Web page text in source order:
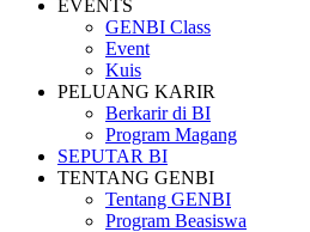
EVENTS
GENBI Class
Event
Kuis
PELUANG KARIR
Berkarir di BI
Program Magang
SEPUTAR BI
TENTANG GENBI
Tentang GENBI
Program Beasiswa